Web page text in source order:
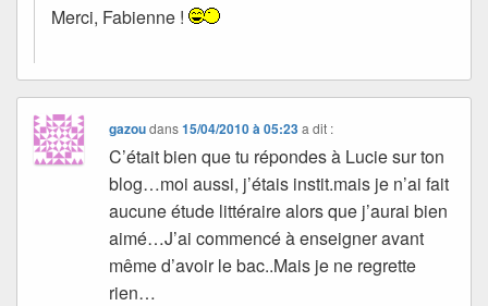
Merci, Fabienne !
gazoudans15/04/2010 à 05:23 a dit :
C’était bien que tu répondes à Lucie sur ton
blog…moi aussi, j’étais instit.mais je n’ai fait
aucune étude littéraire alors que j’aurai bien
aimé…J’ai commencé à enseigner avant
même d’avoir le bac..Mais je ne regrette
rien…